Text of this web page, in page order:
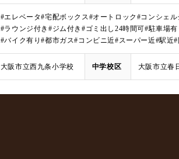
#エレベータ#宅配ボックス#オートロック #コンシェ
#ラウンジ付き #ジム付き #ゴミ出し24時間可#駐車場有
#バイク有り#都市ガス#コンビニ近#スーパー近#駅近
大阪市立西九条小学校 中学校区 大阪市立春